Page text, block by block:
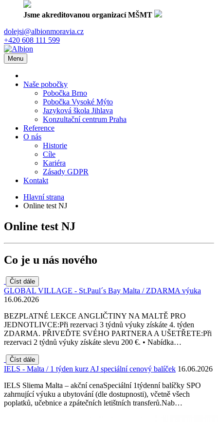
Jsme akreditovanou organizací MŠMT
dolejsi@albionmoravia.cz
+420 608 111 599
Menu
Naše pobočky
Pobočka Brno
Pobočka Vysoké Mýto
Jazyková škola Jihlava
Konzultační centrum Praha
Reference
O nás
Historie
Cíle
Kariéra
Zásady GDPR
Kontakt
Hlavní strana
Online test NJ
Online test NJ
Co je u nás nového
Číst dále
GLOBAL VILLAGE - St.Paul´s Bay Malta / ZDARMA výuka
16.06.2026
BEZPLATNÉ LEKCE ANGLIČTINY NA MALTĚ PRO
JEDNOTLIVCE:Při rezervaci 3 týdnů výuky získáte 4. týden
ZDARMA. PŘIVEĎTE SVÉHO PARTNERA A UŠETŘETE:Při
rezervaci 2 týdnů výuky získáte slevu 200 €. • Nabídka…
Číst dále
IELS - Malta / 1 týden kurz AJ speciální cenový balíček 16.06.2026
IELS Sliema Malta – akční cenaSpeciální 1týdenní balíčky SPO
zahrnující výuku a ubytování (dle dostupnosti), včetně všech
poplatků, učebnice a zpátečních letištních transferů.Nab…